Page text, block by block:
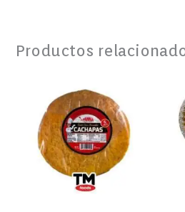
Productos
PANNA
5
UNIDADES
cantidad